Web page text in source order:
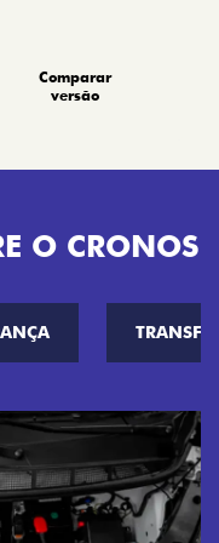
Comparar
versão
O CRONOS